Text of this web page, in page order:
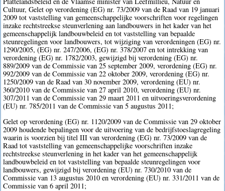
Cultuur, Gelet op verordening (EG) nr. 73/2009 van de Raad van 19 januari
2009 tot vaststelling van gemeenschappelijke voorschriften voor regelingen
inzake rechtstreekse steunverlening aan landbouwers in het kader van het
gemeenschappelijk landbouwbeleid en tot vaststelling van bepaalde
steunregelingen voor landbouwers, tot wijziging van verordeningen (EG) nr.
1290/2005, (EG) nr. 247/2006, (EG) nr. 378/2007 en tot intrekking van
verordening (EG) nr. 1782/2003, gewijzigd bij verordening (EG) nr.
889/2009 van de Commissie van 25 september 2009, verordening (EG) nr.
992/2009 van de Commissie van 22 oktober 2009, verordening (EG) nr.
1250/2009 van de Raad van 30 november 2009, verordening (EU) nr.
360/2010 van de Commissie van 27 april 2010, verordening (EU) nr.
307/2011 van de Commissie van 29 maart 2011 en uitvoeringsverordening
(EU) nr. 785/2011 van de Commissie van 5 augustus 2011;
Gelet op verordening (EG) nr. 1120/2009 van de Commissie van 29 oktober
2009 houdende bepalingen voor de uitvoering van de bedrijfstoeslagregeling
waarin is voorzien bij titel III van verordening (EG) nr. 73/2009 van de
Raad tot vaststelling van gemeenschappelijke voorschriften inzake
rechtstreekse steunverlening in het kader van het gemeenschappelijk
landbouwbeleid en tot vaststelling van bepaalde steunregelingen voor
landbouwers, gewijzigd bij verordening (EU) nr. 730/2010 van de
Commissie van 13 augustus 2010 en verordening (EU) nr. 331/2011 van de
Commissie van 6 april 2011;